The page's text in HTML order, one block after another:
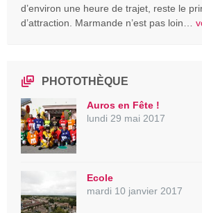
d’environ une heure de trajet, reste le
d’attraction. Marmande n’est pas loin…
PHOTOTHÈQUE
Auros en Fête !
lundi 29 mai 2017
Ecole
mardi 10 janvier 2017